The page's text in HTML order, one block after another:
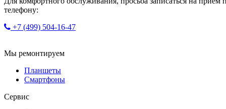
телефону:
+7 (499) 504-16-47
Мы ремонтируем
Планшеты
Смартфоны
Сервис